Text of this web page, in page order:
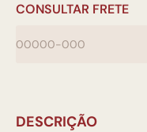
CONSULTAR FRETE
DESCRIÇÃO